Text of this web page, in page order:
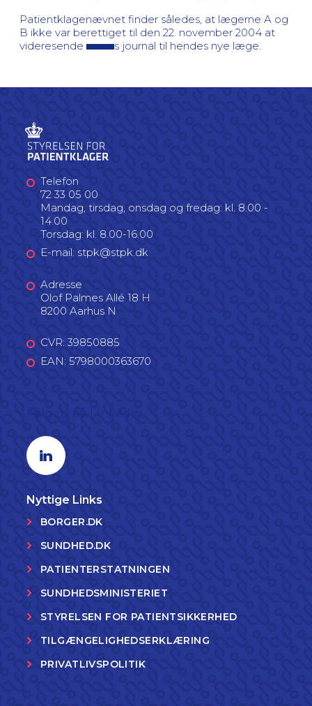
Patientklagenævnet finder således, at lægerne A og
B ikke var berettiget til den 22. november 2004 at
videresende
s journal til hendes nye læge.
Telefon
72 33 05 00
Mandag, tirsdag, onsdag og fredag: kl. 8.00 -
14.00
Torsdag: kl. 8.00-16.00
E-mail: stpk@stpk.dk
Adresse
Olof Palmes Allé 18 H
8200 Aarhus N
CVR: 39850885
EAN: 5798000363670
Linkedin profil
Nyttige Links
BORGER.DK
SUNDHED.DK
PATIENTERSTATNINGEN
SUNDHEDSMINISTERIET
STYRELSEN FOR PATIENTSIKKERHED
TILGÆNGELIGHEDSERKLÆRING
PRIVATLIVSPOLITIK